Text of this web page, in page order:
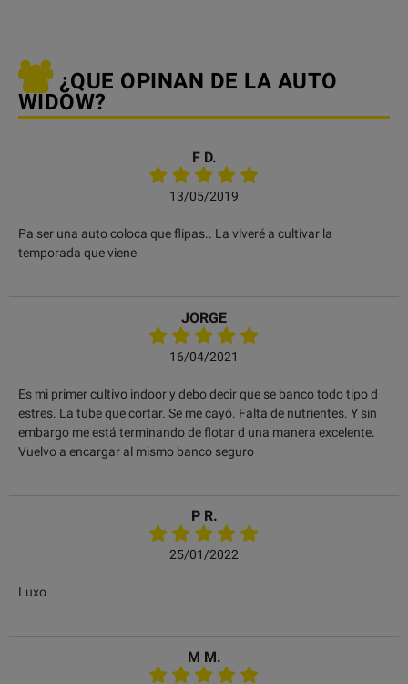
¿QUE OPINAN DE LA AUTO
WIDOW?
F D.
13/05/2019
Pa ser una auto coloca que flipas.. La vlveré a cultivar la
temporada que viene
JORGE
16/04/2021
Es mi primer cultivo indoor y debo decir que se banco todo tipo d
estres. La tube que cortar. Se me cayó. Falta de nutrientes. Y sin
embargo me está terminando de flotar d una manera excelente.
Vuelvo a encargar al mismo banco seguro
P R.
25/01/2022
Luxo
M M.